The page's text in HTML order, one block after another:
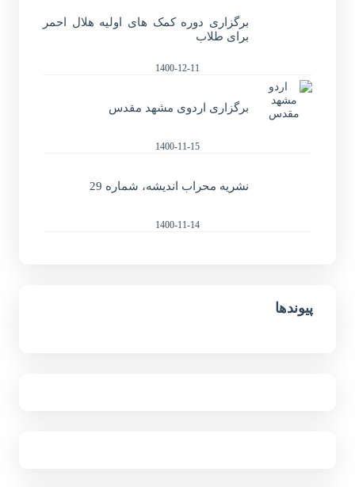
برگزاری دوره کمک های اولیه هلال احمر
برای طلاب
1400-12-11
برگزاری اردوی مشهد مقدس
1400-11-15
نشریه محراب اندیشه، شماره 29
1400-11-14
پیوندها